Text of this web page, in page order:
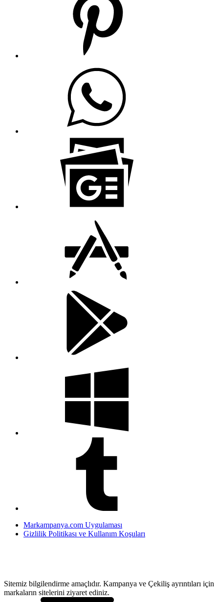
Markampanya.com Uygulaması
Gizlilik Politikası ve Kullanım Koşuları
Sitemiz bilgilendirme amaçlıdır. Kampanya ve Çekiliş ayrıntıları için
markaların sitelerini ziyaret ediniz.